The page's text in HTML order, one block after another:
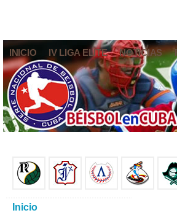
INICIO IV LIGA ELITE NOTICIAS
Inicio